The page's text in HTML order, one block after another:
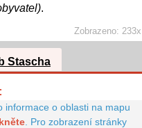
Zobrazeno:233x
.
Stascha
informace o oblasti na mapu
. Pro zobrazení stránky